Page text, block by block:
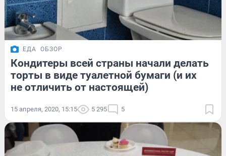
ЕДА ОБЗОР
Кондитеры всей страны начали делать
торты в виде туалетной бумаги (и их
не отличить от настоящей)
15 апреля, 2020, 15:15 5 295 5